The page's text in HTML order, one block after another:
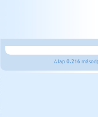
A lap 0.216